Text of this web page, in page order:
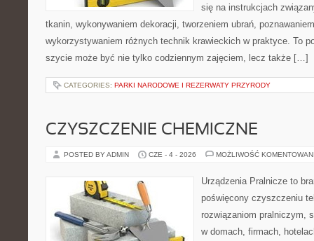
się na instrukcjach
tkanin, wykonywaniem dekoracji, tworzeniem ubrań,
wykorzystywaniem różnych technik krawieckich w praktyce. To
szycie może być nie tylko codziennym zajęciem, lecz także […]
CATEGORIES: PARKI NARODOWE I REZERWATY PRZYRODY
CZYSZCZENIE CHEMICZNE
POSTED BY ADMIN CZE - 4 - 2026 MOŻLIWOŚĆ
Urządzenia Pralnicze to
poświęcony czyszczeniu
rozwiązaniom pralniczym,
w domach, firmach,